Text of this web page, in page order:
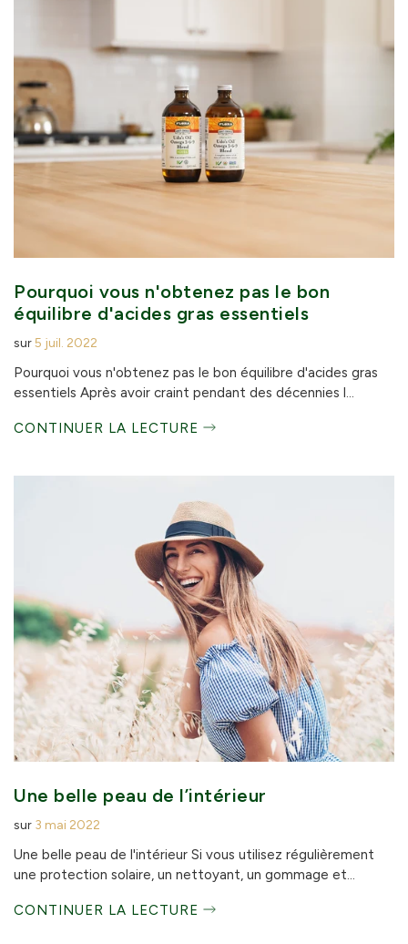
Pourquoi vous n'obtenez pas le bon
équilibre d'acides gras essentiels
sur5 juil. 2022
Pourquoi vous n'obtenez pas le bon équilibre d'acides gras
essentiels Après avoir craint pendant des décennies l...
CONTINUER LA LECTURE
Une belle peau de l’intérieur
sur 3 mai 2022
Une belle peau de l'intérieur Si vous utilisez régulièrement
une protection solaire, un nettoyant, un gommage et...
CONTINUER LA LECTURE